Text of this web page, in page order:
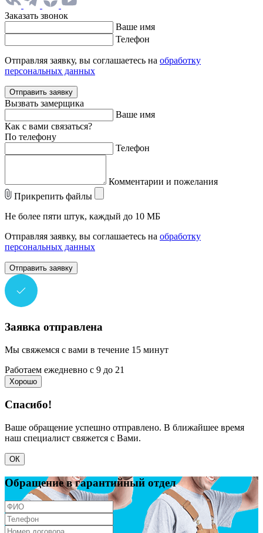
Заказать звонок
Ваше имя
Телефон
Отправляя заявку, вы соглашаетесь на обработку
персональных данных
Отправить заявку
Вызвать замерщика
Ваше имя
Как с вами связаться?
По телефону
Телефон
Комментарии и пожелания
Прикрепить файлы
Не более пяти штук, каждый до 10 МБ
Отправляя заявку, вы соглашаетесь на обработку
персональных данных
Отправить заявку
Заявка отправлена
Мы свяжемся с вами в течение 15 минут
Работаем ежедневно с 9 до 21
Хорошо
Спасибо!
Ваше обращение успешно отправлено. В ближайшее время
наш специалист свяжется с Вами.
ОК
Обращение в гарантийный отдел